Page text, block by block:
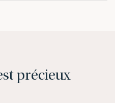
précieux